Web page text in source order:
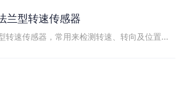
兰型转速传感器
转速传感器，常用来检测转速、转向及位置...